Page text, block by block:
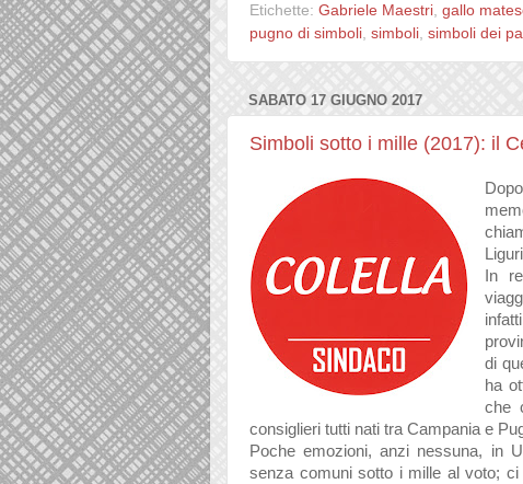
Etichette: Gabriele Maestri gallo
pugno di simboli simboli simboli dei
SABATO 17 GIUGNO 2017
Simboli sotto i mille (2017): il
In
di
ha
che
consiglieri tutti nati tra Campania e
Poche emozioni, anzi nessuna, in
senza comuni sotto i mille al voto; ci